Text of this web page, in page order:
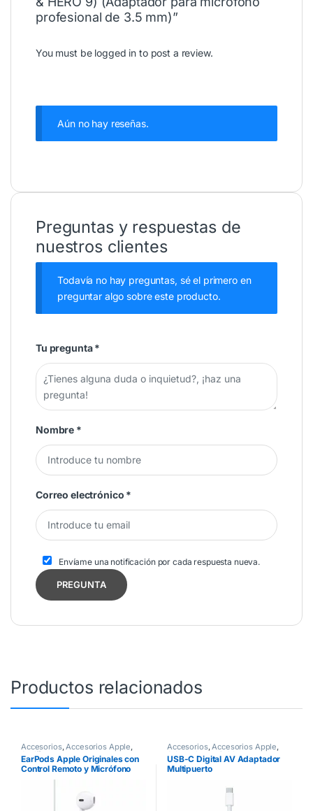
profesional de 3.5 mm)”
You must be logged in to post a review.
Aún no hay reseñas.
Preguntas y respuestas de
nuestros clientes
Todavía no hay preguntas, sé el primero en
preguntar algo sobre este producto.
Tu pregunta*
Nombre *
Correo electrónico *
Envíame una notificación por cada respuesta nueva.
Productos relacionados
Accesorios,Accesorios Apple,
Audífonos
EarPods Apple Originales con
Control Remoto y Micrófono
Accesorios,Accesorios Apple,
Adaptadores Cables
USB-C Digital AV Adaptador
Multipuerto